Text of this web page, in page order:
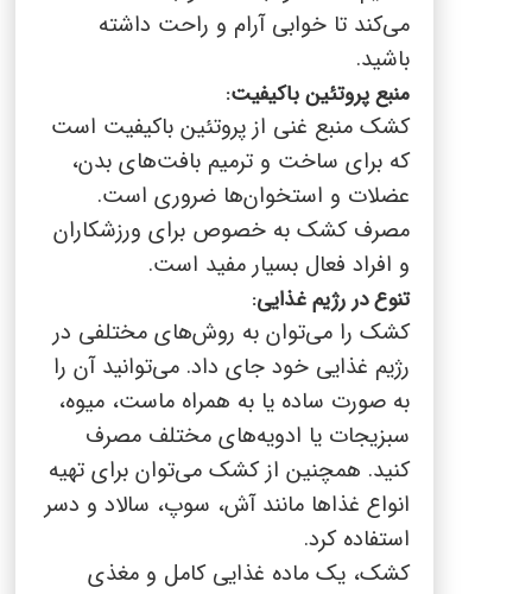
می‌کند تا خوابی آرام و راحت داشته
باشید.
منبع پروتئین باکیفیت:
کشک منبع غنی از پروتئین باکیفیت است
که برای ساخت و ترمیم بافت‌های بدن،
عضلات و استخوان‌ها ضروری است.
مصرف کشک به خصوص برای ورزشکاران
و افراد فعال بسیار مفید است.
تنوع در رژیم غذایی:
کشک را می‌توان به روش‌های مختلفی در
رژیم غذایی خود جای داد. می‌توانید آن را
به صورت ساده یا به همراه ماست، میوه،
سبزیجات یا ادویه‌های مختلف مصرف
کنید. همچنین از کشک می‌توان برای تهیه
انواع غذاها مانند آش، سوپ، سالاد و دسر
استفاده کرد.
کشک، یک ماده غذایی کامل و مغذی